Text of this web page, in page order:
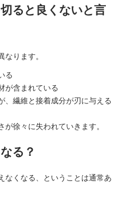
ると良くないと言
なります。
る
が含まれている
、繊維と接着成分が刃に与える
徐々に失われていきます。
る？
なくなる、ということは通常あ